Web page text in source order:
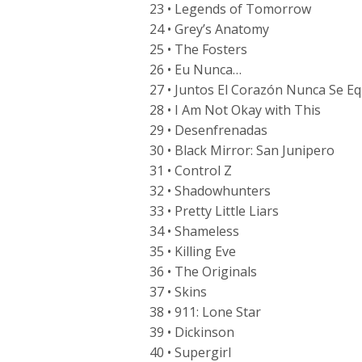
23 • Legends of Tomorrow
24 • Grey’s Anatomy
25 • The Fosters
26 • Eu Nunca…
27 • Juntos El Corazón Nunca Se
28 • I Am Not Okay with This
29 • Desenfrenadas
30 • Black Mirror: San Junipero
31 • Control Z
32 • Shadowhunters
33 • Pretty Little Liars
34 • Shameless
35 • Killing Eve
36 • The Originals
37 • Skins
38 • 911: Lone Star
39 • Dickinson
40 • Supergirl